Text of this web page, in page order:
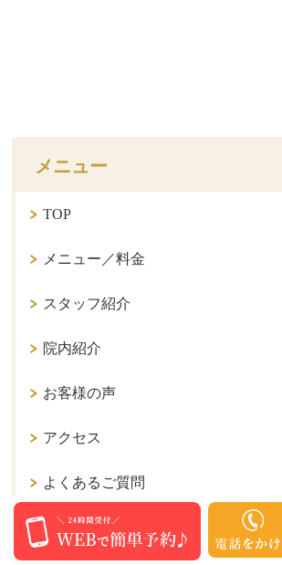
メニュー
TOP
メニュー／料金
スタッフ紹介
院内紹介
お客様の声
アクセス
よくあるご質問
出版書籍